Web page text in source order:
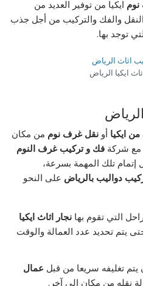
نوم ايكيا من توفير العديد من
والفك والتركيب من أجل جذب
توجد بها.
ايكيا الرياض
الرياض
ايكياأونقل غرف نوم من مكان
مع شركةفك و تركيب غرف النوم
تلك المهمة بسرعة،
دواليب بالرياض على النحو
التي تقوم بهانجار اثاث ايكيا
يتم تحديد عدد العمالة والوقت
تغليفه سريعا من قبل عمال
نقله من مكان إلى آخر.